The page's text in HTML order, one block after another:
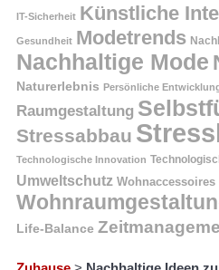
IT-Sicherheit Künstliche
Gesundheit Modetrends
Nachhaltige Mode
Naturerlebnis Persönliche
Raumgestaltung
Stressabbau
Technologische Innovation
Umweltschutz Wohnaccessoires
Life-Balance